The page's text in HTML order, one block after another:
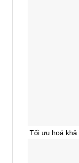
Tối ưu hoá khả